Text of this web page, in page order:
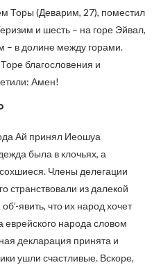
Торы (Деварим, 27), поместил
и шесть – на горе Эйвал,
– в долине между горами.
благословения и
Амен!
Ай принял Иеошуа
была в клочьях, а
Члены делегации
странствовали из далекой
явить, что их народ хочет
народа словом
декларация принята и
ушли счастливые. Вскоре,